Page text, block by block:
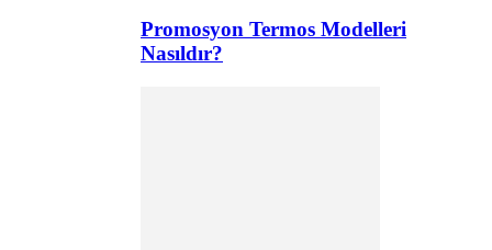
Promosyon Termos Modelleri
Nasıldır?